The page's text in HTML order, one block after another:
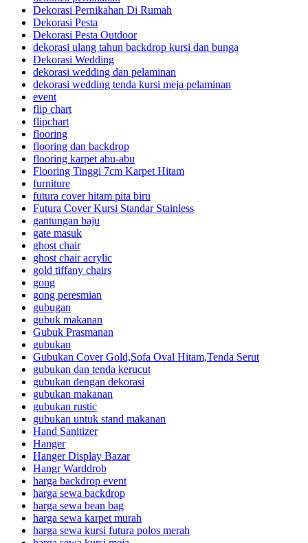
Dekorasi Pernikahan Di Rumah
Dekorasi Pesta
Dekorasi Pesta Outdoor
dekorasi ulang tahun backdrop kursi dan bunga
Dekorasi Wedding
dekorasi wedding dan pelaminan
dekorasi wedding tenda kursi meja pelaminan
event
flip chart
flipchart
flooring
flooring dan backdrop
flooring karpet abu-abu
Flooring Tinggi 7cm Karpet Hitam
furniture
futura cover hitam pita biru
Futura Cover Kursi Standar Stainless
gantungan baju
gate masuk
ghost chair
ghost chair acrylic
gold tiffany chairs
gong
gong peresmian
gubugan
gubuk makanan
Gubuk Prasmanan
gubukan
Gubukan Cover Gold,Sofa Oval Hitam,Tenda Serut
gubukan dan tenda kerucut
gubukan dengan dekorasi
gubukan makanan
gubukan rustic
gubukan untuk stand makanan
Hand Sanitizer
Hanger
Hanger Display Bazar
Hangr Warddrob
harga backdrop event
harga sewa backdrop
harga sewa bean bag
harga sewa karpet murah
harga sewa kursi futura polos merah